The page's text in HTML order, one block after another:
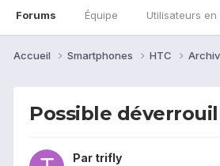
Forums Équipe Utilisateurs en
Accueil Smartphones HTC
Possible
Par trifly